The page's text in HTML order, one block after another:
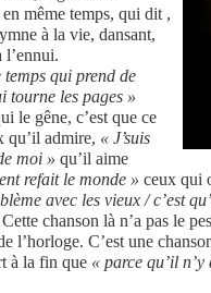
même temps, qui dit ,
à la vie, dansant,
l’ennui.
qui prend de
tourne les pages »
le gêne, c’est que ce
qu’il admire, « J’suis
moi » qu’il aime
refait le monde » ceux qui
avec les vieux / c’est
Cette chanson là n’a pas le
l’horloge. C’est une
à la fin que « parce qu’il